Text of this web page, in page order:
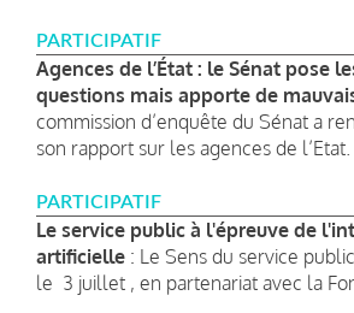
PARTICIPATIF
Agences de l’État : le Sénat pose
questions mais apporte de
commission d’enquête du Sénat a
son rapport sur les agences de l’Etat.
PARTICIPATIF
Le service public à l'épreuve de
artificielle : Le Sens du service
le 3 juillet , en partenariat avec la